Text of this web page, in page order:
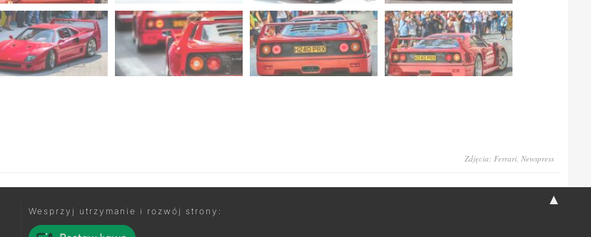
Zdjęcia: Ferrari, Newspress
▲
Wesprzyj utrzymanie i rozwój strony: